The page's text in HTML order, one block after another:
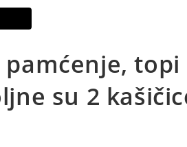
topi
su 2